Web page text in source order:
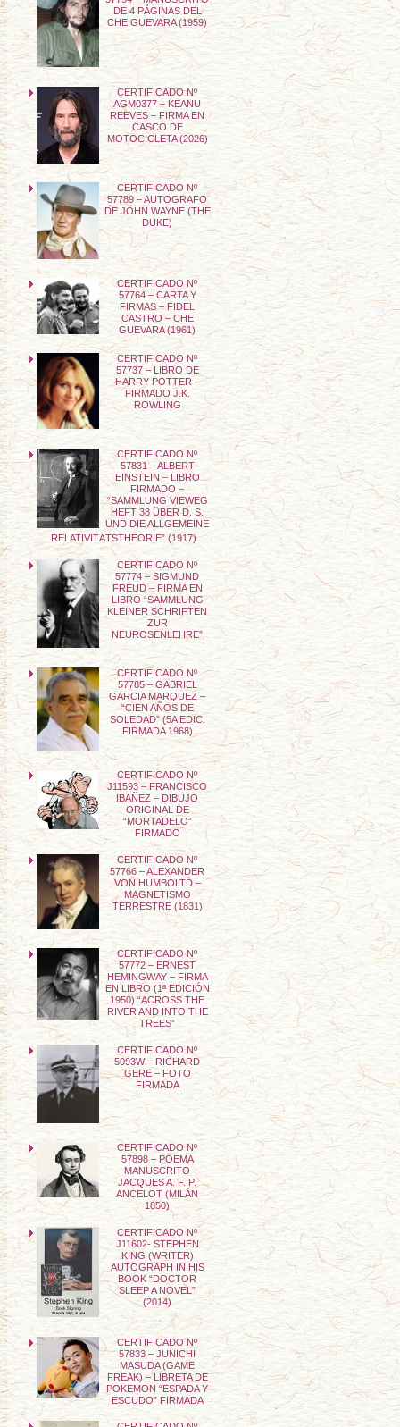
DE 4 PÁGINAS DEL
CHE GUEVARA (1959)
CERTIFICADO Nº
AGM0377 – KEANU
REEVES – FIRMA EN
CASCO DE
MOTOCICLETA (2026)
CERTIFICADO Nº
57789 – AUTOGRAFO
DE JOHN WAYNE (THE
DUKE)
CERTIFICADO Nº
57764 – CARTA Y
FIRMAS – FIDEL
CASTRO – CHE
GUEVARA (1961)
CERTIFICADO Nº
57737 – LIBRO DE
HARRY POTTER –
FIRMADO J.K.
ROWLING
CERTIFICADO Nº
57831 – ALBERT
EINSTEIN – LIBRO
FIRMADO –
“SAMMLUNG VIEWEG
HEFT 38 ÜBER D. S.
UND DIE ALLGEMEINE
RELATIVITÄTSTHEORIE” (1917)
CERTIFICADO Nº
57774 – SIGMUND
FREUD – FIRMA EN
LIBRO “SAMMLUNG
KLEINER SCHRIFTEN
ZUR
NEUROSENLEHRE”
CERTIFICADO Nº
57785 – GABRIEL
GARCIA MARQUEZ –
“CIEN AÑOS DE
SOLEDAD” (5A EDIC.
FIRMADA 1968)
CERTIFICADO Nº
J11593 – FRANCISCO
IBAÑEZ – DIBUJO
ORIGINAL DE
“MORTADELO”
FIRMADO
CERTIFICADO Nº
57766 – ALEXANDER
VON HUMBOLTD –
MAGNETISMO
TERRESTRE (1831)
CERTIFICADO Nº
57772 – ERNEST
HEMINGWAY – FIRMA
EN LIBRO (1ª EDICIÓN
1950) “ACROSS THE
RIVER AND INTO THE
TREES”
CERTIFICADO Nº
5093W – RICHARD
GERE – FOTO
FIRMADA
CERTIFICADO Nº
57898 – POEMA
MANUSCRITO
JACQUES A. F. P.
ANCELOT (MILÁN
1850)
CERTIFICADO Nº
J11602- STEPHEN
KING (WRITER)
AUTOGRAPH IN HIS
BOOK “DOCTOR
SLEEP A NOVEL”
(2014)
CERTIFICADO Nº
57833 – JUNICHI
MASUDA (GAME
FREAK) – LIBRETA DE
POKEMON “ESPADA Y
ESCUDO” FIRMADA